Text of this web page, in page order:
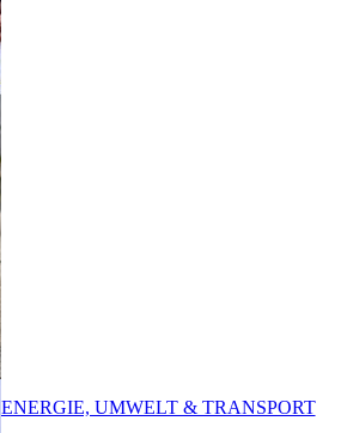
ENERGIE, UMWELT & TRANSPORT